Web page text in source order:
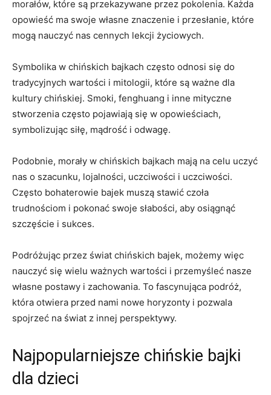
morałów, które są przekazywane przez pokolenia. Każda
opowieść ma swoje własne znaczenie i przesłanie, ​które
mogą nauczyć nas cennych lekcji życiowych.
Symbolika w chińskich bajkach często odnosi się do
tradycyjnych wartości i mitologii, które‌ są ⁣ważne dla
kultury chińskiej. Smoki, fenghuang i inne mityczne
stworzenia często pojawiają się ⁣w opowieściach,
symbolizując siłę, mądrość i odwagę.
Podobnie, morały w chińskich bajkach mają ​na celu uczyć⁢
nas o ‌szacunku, lojalności, uczciwości ⁤i ​uczciwości.
‍Często bohaterowie bajek muszą stawić czoła
trudnościom i pokonać swoje słabości, aby osiągnąć
szczęście i⁣ sukces.
Podróżując przez świat chińskich ⁢bajek, możemy więc
nauczyć się ⁢wielu​ ważnych wartości i‍ przemyśleć nasze
własne postawy i zachowania. To fascynująca podróż,
która otwiera przed nami nowe horyzonty i pozwala
spojrzeć na świat z innej perspektywy.
Najpopularniejsze chińskie bajki
dla dzieci